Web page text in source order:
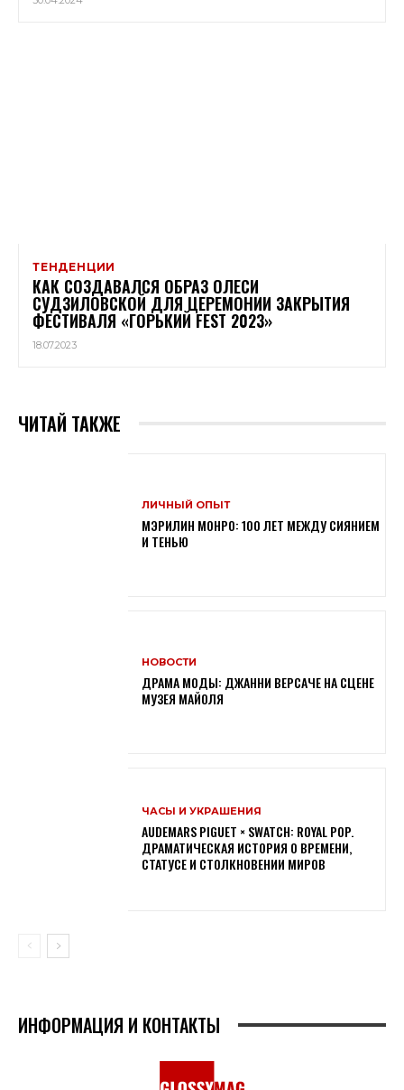
ТЕНДЕНЦИИ
КАК СОЗДАВАЛСЯ ОБРАЗ ОЛЕСИ
СУДЗИЛОВСКОЙ ДЛЯ ЦЕРЕМОНИИ ЗАКРЫТИЯ
ФЕСТИВАЛЯ «ГОРЬКИЙ FEST 2023»
18.07.2023
ЧИТАЙ ТАКЖЕ
ЛИЧНЫЙ ОПЫТ
МЭРИЛИН МОНРО: 100 ЛЕТ МЕЖДУ СИЯНИЕМ
И ТЕНЬЮ
НОВОСТИ
ДРАМА МОДЫ: ДЖАННИ ВЕРСАЧЕ НА СЦЕНЕ
МУЗЕЯ МАЙОЛЯ
ЧАСЫ И УКРАШЕНИЯ
AUDEMARS PIGUET × SWATCH: ROYAL POP.
ДРАМАТИЧЕСКАЯ ИСТОРИЯ О ВРЕМЕНИ,
СТАТУСЕ И СТОЛКНОВЕНИИ МИРОВ
ИНФОРМАЦИЯ И КОНТАКТЫ